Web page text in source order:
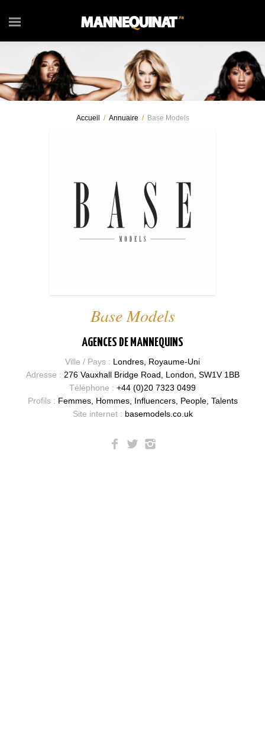
Accueil / Annuaire / Base Models
Base Models
AGENCES DE MANNEQUINS
Ville / Pays : Londres, Royaume-Uni
Adresse : 276 Vauxhall Bridge Road, London, SW1V 1BB
Téléphone : +44 (0)20 7323 0499
Profils : Femmes, Hommes, Influencers, People, Talents
Site internet : basemodels.co.uk